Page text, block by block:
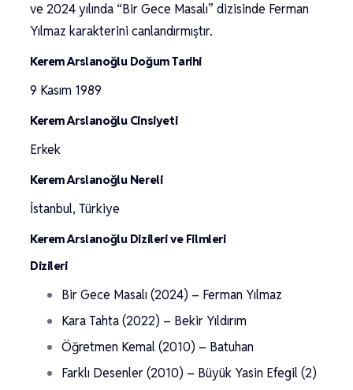
ve 2024 yılında “Bir Gece Masalı” dizisinde Ferman
Yılmaz karakterini canlandırmıştır.
Kerem Arslanoğlu Doğum Tarihi
9 Kasım 1989
Kerem Arslanoğlu Cinsiyeti
Erkek
Kerem Arslanoğlu Nereli
İstanbul, Türkiye
Kerem Arslanoğlu Dizileri ve Filmleri
Dizileri
Bir Gece Masalı (2024) – Ferman Yılmaz
Kara Tahta (2022) – Bekir Yıldırım
Öğretmen Kemal (2010) – Batuhan
Farklı Desenler (2010) – Büyük Yasin Efegil (2)